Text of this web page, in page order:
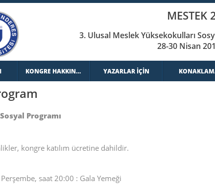
MESTEK
3. Ulusal Meslek Yüksekokulları
28-30 Nisan
KONGRE HAKKINDA YAZARLAR İÇİN
Programı
kongre katılım ücretine dahildir.
saat 20:00 : Gala Yemeği